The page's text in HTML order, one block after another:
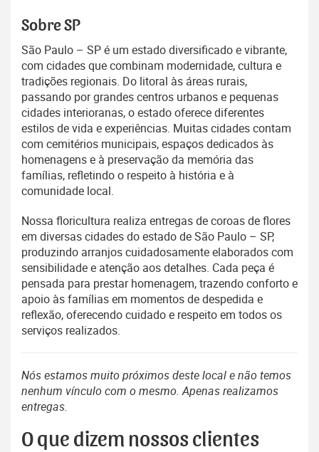
Sobre SP
São Paulo – SP é um estado diversificado e vibrante,
com cidades que combinam modernidade, cultura e
tradições regionais. Do litoral às áreas rurais,
passando por grandes centros urbanos e pequenas
cidades interioranas, o estado oferece diferentes
estilos de vida e experiências. Muitas cidades contam
com cemitérios municipais, espaços dedicados às
homenagens e à preservação da memória das
famílias, refletindo o respeito à história e à
comunidade local.
Nossa floricultura realiza entregas de coroas de flores
em diversas cidades do estado de São Paulo – SP,
produzindo arranjos cuidadosamente elaborados com
sensibilidade e atenção aos detalhes. Cada peça é
pensada para prestar homenagem, trazendo conforto e
apoio às famílias em momentos de despedida e
reflexão, oferecendo cuidado e respeito em todos os
serviços realizados.
Nós estamos muito próximos deste local e não temos
nenhum vínculo com o mesmo. Apenas realizamos
entregas.
O que dizem nossos clientes